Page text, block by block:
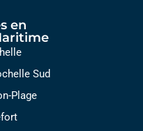
en
Sud
Plage